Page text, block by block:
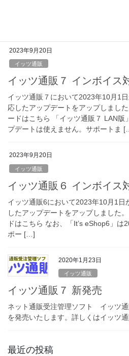
2023年9月20日
イッツ通販
イッツ通販７ インボイス
イッツ通販７において2023年10月1
応したアップデートをアップしまし
ードはこちら 「イッツ通販７ LAN版
プデートは使えません。サポートま
2023年9月20日
イッツ通販
イッツ通販６ インボイス
イッツ通販6において2023年10月1日
したアップデートをアップしました
ドはこちら なお、「It’s eShop6」
ポー […]
2020年1月23日
イッツ通販
イッツ通販７ 新発売
ネット通販受注管理ソフト イッツ通
を発売いたします。詳しくはイッツ
最近の投稿